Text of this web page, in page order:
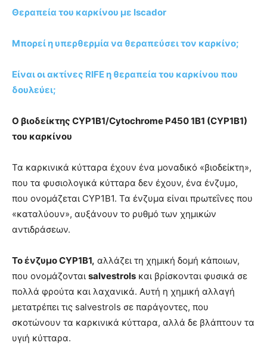
Θεραπεία του καρκίνου με Iscador
Μπορεί η υπερθερμία να θεραπεύσει τον καρκίνο;
Είναι οι ακτίνες RIFE η θεραπεία του καρκίνου που
δουλεύει;
Ο βιοδείκτης CYP1B1/Cytochrome P450 1B1 (CYP1B1)
του καρκίνου
Τα καρκινικά κύτταρα έχουν ένα μοναδικό «βιοδείκτη»,
που τα φυσιολογικά κύτταρα δεν έχουν, ένα ένζυμο,
που ονομάζεται CYP1B1. Τα ένζυμα είναι πρωτεΐνες που
«καταλύουν», αυξάνουν το ρυθμό των χημικών
αντιδράσεων.
Το ένζυμο CYP1B1, αλλάζει τη χημική δομή κάποιων,
που ονομάζονται salvestrols και βρίσκονται φυσικά σε
πολλά φρούτα και λαχανικά. Αυτή η χημική αλλαγή
μετατρέπει τις salvestrols σε παράγοντες, που
σκοτώνουν τα καρκινικά κύτταρα, αλλά δε βλάπτουν τα
υγιή κύτταρα.